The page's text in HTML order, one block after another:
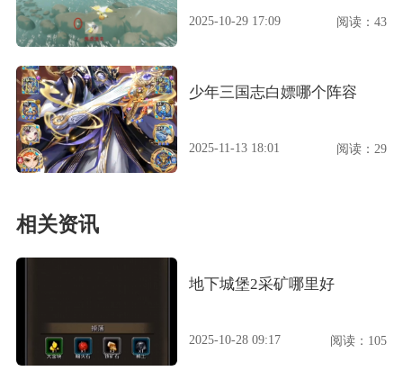
2025-10-29 17:09 阅读：43
少年三国志白嫖哪个阵容
2025-11-13 18:01 阅读：29
相关资讯
地下城堡2采矿哪里好
2025-10-28 09:17 阅读：105